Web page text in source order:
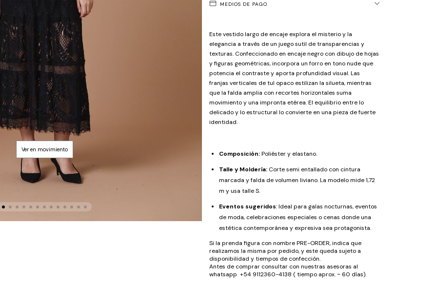
MEDIOS DE PAGO
Este vestido largo de encaje explora el misterio y la
elegancia a través de un juego sutil de transparencias y
texturas. Confeccionado en encaje negro con dibujo de hojas
y figuras geométricas, incorpora un forro en tono nude que
potencia el contraste y aporta profundidad visual. Las
franjas verticales de tul opaco estilizan la silueta, mientras
que la falda amplia con recortes horizontales suma
movimiento y una impronta etérea. El equilibrio entre lo
delicado y lo estructural lo convierte en una pieza de fuerte
identidad.
Composición:Poliéster y elastano.
Talle y Moldería: Corte semi entallado con cintura
marcada y falda de volumen liviano. La modelo mide 1,72
m y usa talle S.
Eventos sugeridos: Ideal para galas nocturnas, eventos
de moda, celebraciones especiales o cenas donde una
estética contemporánea y expresiva sea protagonista.
Si la prenda figura con nombre PRE-ORDER, indica que
realizamos la misma por pedido, y este queda sujeto a
disponibilidad y tiempos de confección.
Antes de comprar consultar con nuestras asesoras al
whatsapp +54 9112360-4138 ( tiempo aprox. ~ 60 días).